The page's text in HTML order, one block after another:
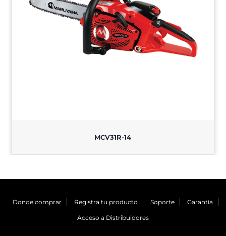
MCV31R-14
Donde comprar Registra tu producto Soporte Garantía
Acceso a Distribuidores